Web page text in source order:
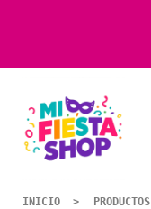
INICIO PRODUCTOS